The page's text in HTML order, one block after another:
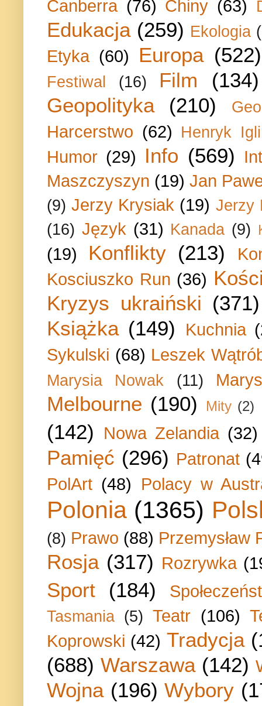
Canberra (76) Chiny (63)
Edukacja (259) Ekologia
Etyka (60) Europa (522)
Festiwal (16) Film
(134)
Geopolityka
(210)
Harcerstwo (62) Henryk
Humor (29) Info (569)
Maszczyszyn (19) Jan
(9) Jerzy Krysiak (19) Jerzy
(16) Język (31) Kanada (9)
(19) Konflikty (213)
Kosciuszko Run (36)
Kryzys ukraiński (371)
Książka (149) Kuchnia
Sykulski (68) Leszek
Marysia Nowak (11)
Melbourne (190) Mity (2)
(142) Nowa Zelandia (32)
Pamięć (296) Patronat
PolArt (48) Polacy w
Polonia (1365)
(8) Prawo (88) Przemysław
Rosja (317) Rozrywka
Sport (184)
Tasmania (5) Teatr (106)
Koprowski (42) Tradycja
(688) Warszawa (142)
Wojna (196) Wybory